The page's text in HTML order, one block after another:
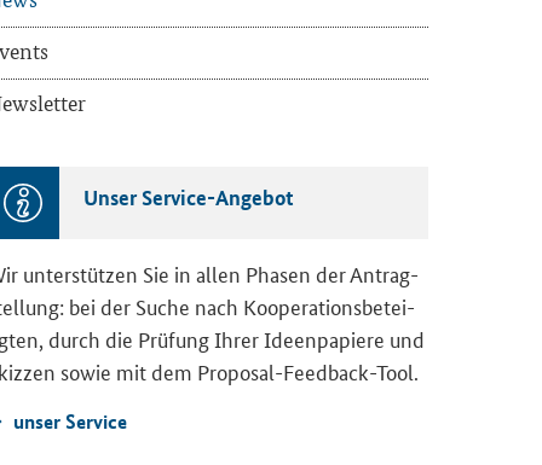
Unser Service-​Angebot
un­ter­stüt­zen Sie in allen Pha­sen der An­trag­
bei der Suche nach Ko­ope­ra­ti­ons­be­tei­
durch die Prü­fung Ihrer Ideen­pa­pie­re und
sowie mit dem Proposal-​Feedback-Tool.
unser Ser­vice